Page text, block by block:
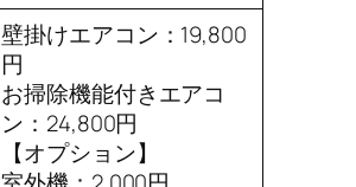
壁掛けエアコン：19,800
円
お掃除機能付きエアコ
ン：24,800円
【オプション】